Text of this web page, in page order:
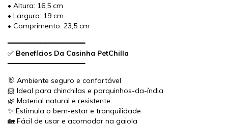
• Altura: 16,5 cm
• Largura: 19 cm
• Comprimento: 23,5 cm
━━━━━━━━━━━━━━━━━━━
✅ Benefícios Da Casinha PetChilla
━━━━━━━━━━━━━━━━━━━
🐰 Ambiente seguro e confortável
🐹 Ideal para chinchilas e porquinhos-da-índia
🌿 Material natural e resistente
✨ Estimula o bem-estar e tranquilidade
🏡 Fácil de usar e acomodar na gaiola